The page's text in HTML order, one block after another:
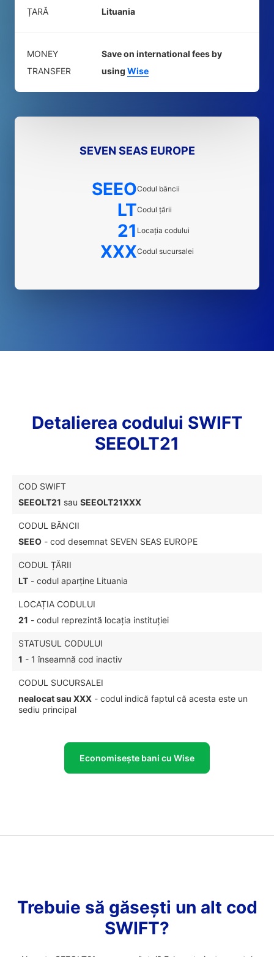
ȚARĂ Lituania
MONEY
TRANSFER
Save on international fees by
using Wise
SEVEN SEAS EUROPE
SEEOCodul băncii
LTCodul țării
21 Locația codului
XXXCodul sucursalei
Detalierea codului SWIFT
SEEOLT21
COD SWIFT
SEEOLT21 sau SEEOLT21XXX
CODUL BĂNCII
SEEO - cod desemnat SEVEN SEAS EUROPE
CODUL ȚĂRII
LT - codul aparține Lituania
LOCAȚIA CODULUI
21 - codul reprezintă locația instituției
STATUSUL CODULUI
1 - 1 înseamnă cod inactiv
CODUL SUCURSALEI
nealocat sau XXX - codul indică faptul că acesta este un
sediu principal
Economisește bani cu Wise
Trebuie să găsești un alt cod
SWIFT?